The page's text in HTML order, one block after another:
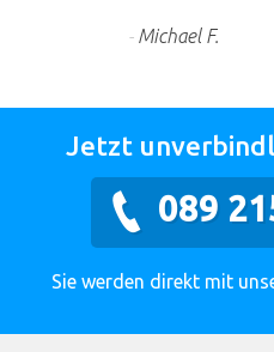
Michael F.
Jetzt
089
Sie werden direkt mit